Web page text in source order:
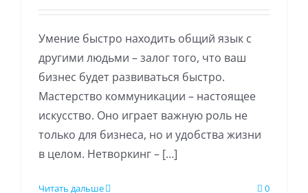
Умение быстро находить общий язык с
другими людьми – залог того, что ваш
бизнес будет развиваться быстро.
Мастерство коммуникации – настоящее
искусство. Оно играет важную роль не
только для бизнеса, но и удобства жизни
в целом. Нетворкинг – […]
Читать дальше 0